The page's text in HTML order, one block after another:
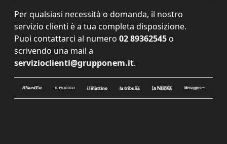
Per qualsiasi necessità o domanda, il nostro
servizio clienti è a tua completa disposizione.
Puoi contattarci al numero 02 89362545 o
scrivendo una mail a
servizioclienti@grupponem.it.